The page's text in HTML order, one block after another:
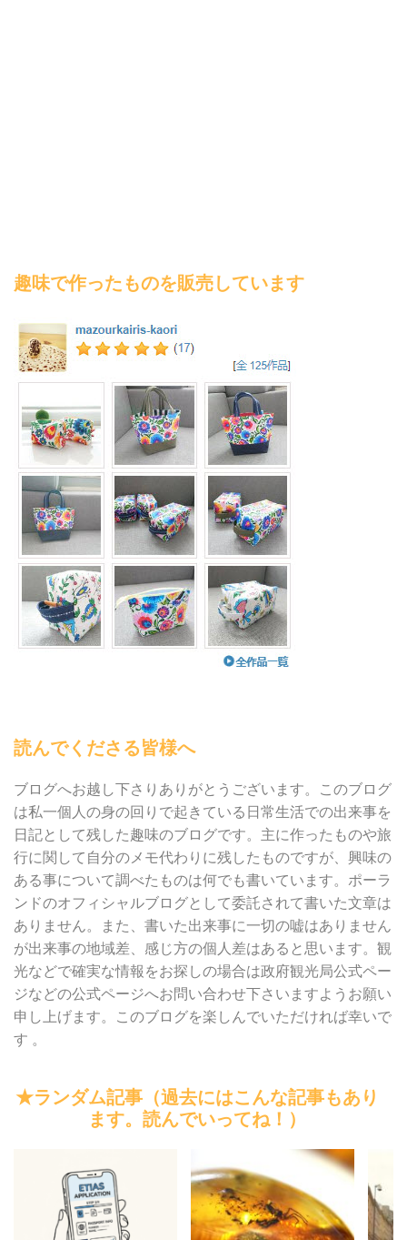
趣味で作ったものを販売しています
読んでくださる皆様へ
ブログへお越し下さりありがとうございます。このブログ
は私一個人の身の回りで起きている日常生活での出来事を
日記として残した趣味のブログです。主に作ったものや旅
行に関して自分のメモ代わりに残したものですが、興味の
ある事について調べたものは何でも書いています。ポーラ
ンドのオフィシャルブログとして委託されて書いた文章は
ありません。また、書いた出来事に一切の嘘はありません
が出来事の地域差、感じ方の個人差はあると思います。観
光などで確実な情報をお探しの場合は政府観光局公式ペー
ジなどの公式ページへお問い合わせ下さいますようお願い
申し上げます。このブログを楽しんでいただければ幸いで
す 。
★ランダム記事（過去にはこんな記事もあり
ます。読んでいってね！）